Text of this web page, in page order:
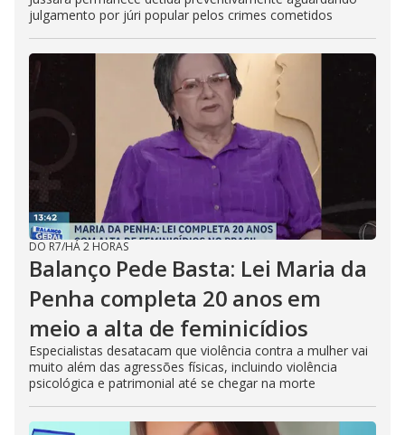
julgamento por júri popular pelos crimes cometidos
DO R7/HÁ 2 HORAS
Balanço Pede Basta: Lei Maria da
Penha completa 20 anos em
meio a alta de feminicídios
Especialistas desatacam que violência contra a mulher vai
muito além das agressões físicas, incluindo violência
psicológica e patrimonial até se chegar na morte